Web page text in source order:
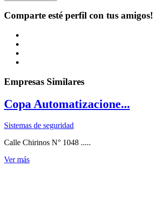
Comparte esté perfil con tus amigos!
Empresas Similares
Copa Automatizacione...
Sistemas de seguridad
Calle Chirinos N° 1048 .....
Ver más